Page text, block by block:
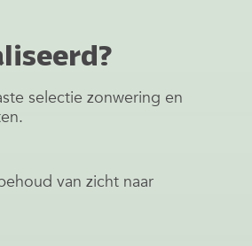
selectie zonwering en
van zicht naar